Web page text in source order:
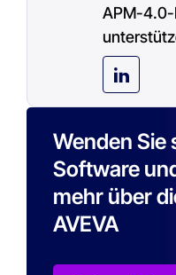
APM-
Wenden Sie
Software
mehr über
AVEVA